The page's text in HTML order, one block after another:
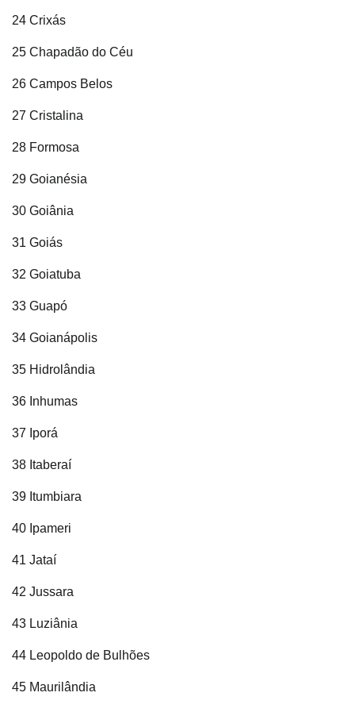
24 Crixás
25 Chapadão do Céu
26 Campos Belos
27 Cristalina
28 Formosa
29 Goianésia
30 Goiânia
31 Goiás
32 Goiatuba
33 Guapó
34 Goianápolis
35 Hidrolândia
36 Inhumas
37 Iporá
38 Itaberaí
39 Itumbiara
40 Ipameri
41 Jataí
42 Jussara
43 Luziânia
44 Leopoldo de Bulhões
45 Maurilândia